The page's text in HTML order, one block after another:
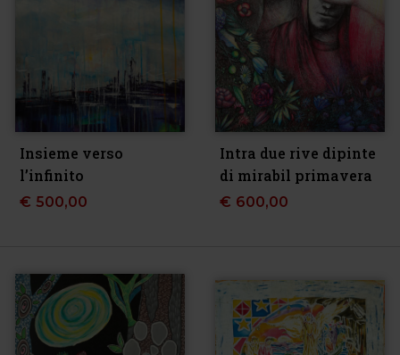
Insieme verso
l’infinito
€ 500,00
Intra due rive dipinte
di mirabil primavera
€ 600,00